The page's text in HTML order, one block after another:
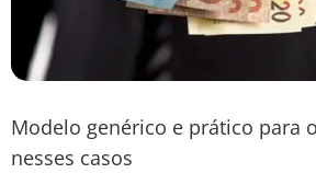
Modelo genérico e prático para
nesses casos